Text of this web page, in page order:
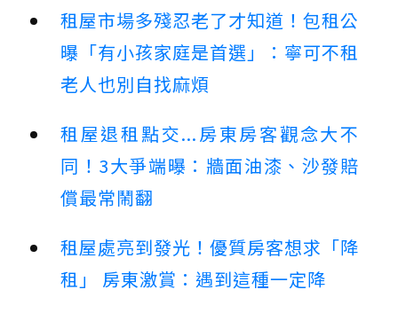
租屋市場多殘忍老了才知道！包租公
曝「有小孩家庭是首選」：寧可不租
老人也別自找麻煩
租屋退租點交...房東房客觀念大不
同！3大爭端曝：牆面油漆、沙發賠
償最常鬧翻
租屋處亮到發光！優質房客想求「降
租」 房東激賞：遇到這種一定降